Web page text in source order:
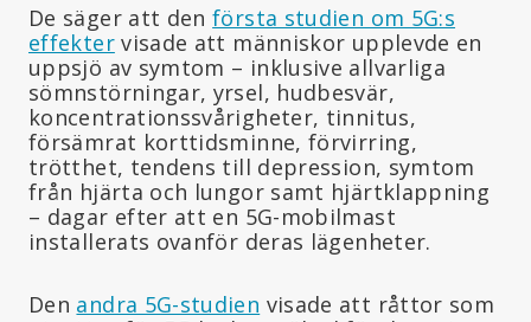
De säger att denförsta studien om 5G:s
effektervisade att människor upplevde en
uppsjö av symtom – inklusive allvarliga
sömnstörningar, yrsel, hudbesvär,
koncentrationssvårigheter, tinnitus,
försämrat korttidsminne, förvirring,
trötthet, tendens till depression, symtom
från hjärta och lungor samt hjärtklappning
– dagar efter att en 5G-mobilmast
installerats ovanför deras lägenheter.
Den andra 5G-studien visade att råttor som